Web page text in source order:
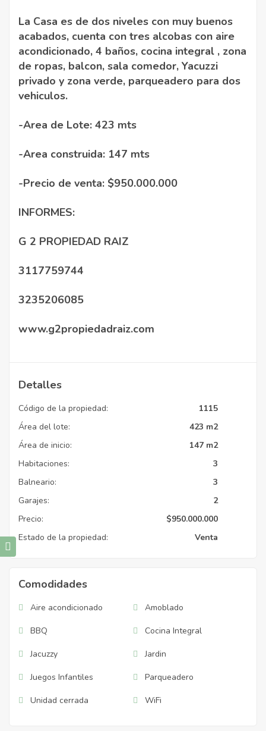
La Casa es de dos niveles con muy buenos
acabados, cuenta con tres alcobas con aire
acondicionado, 4 baños, cocina integral , zona
de ropas, balcon, sala comedor, Yacuzzi
privado y zona verde, parqueadero para dos
vehiculos.
-Area de Lote: 423 mts
-Area construida: 147 mts
-Precio de venta: $950.000.000
INFORMES:
G 2 PROPIEDAD RAIZ
3117759744
3235206085
www.g2propiedadraiz.com
Detalles
Código de la propiedad:
1115
Área del lote:
423 m2
Área de inicio:
147 m2
Habitaciones:
3
Balneario:
3
Garajes:
2
Precio:
$950.000.000
Estado de la propiedad:
Venta
Comodidades
Aire acondicionado Amoblado
BBQ Cocina Integral
Jacuzzy Jardin
Juegos Infantiles Parqueadero
Unidad cerrada WiFi